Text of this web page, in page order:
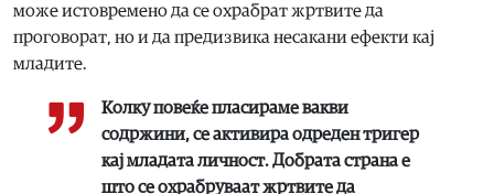
може истовремено да се охрабрат жртвите да
проговорат, но и да предизвика несакани ефекти кај
младите.
Колку повеќе пласираме вакви
содржини, се активира одреден тригер
кај младата личност. Добрата страна е
што се охрабруваат жртвите да